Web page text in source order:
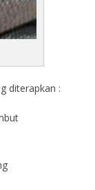
diterapkan :